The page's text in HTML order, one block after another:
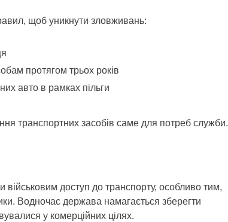
щоб уникнути зловживань:
протягом трьох років
авто в рамках пільги
транспортних засобів саме для потреб служби.
доступ до транспорту, особливо тим,
Водночас держава намагається зберегти
у комерційних цілях.